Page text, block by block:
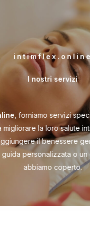
intimflex.online
I nostri servizi
, forniamo servizi
migliorare la loro salute
il benessere
personalizzata o un
abbiamo coperto.